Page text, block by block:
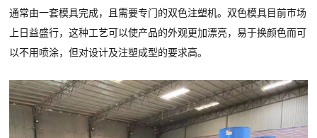
通常由一套模具完成，且需要专门的双色注塑机。双色模具目前市场
上日益盛行，这种工艺可以使产品的外观更加漂亮，易于换颜色而可
以不用喷涂，但对设计及注塑成型的要求高。